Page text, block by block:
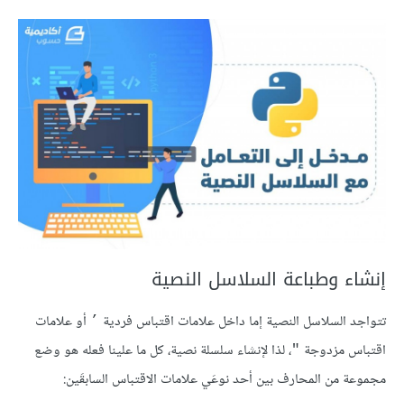
إنشاء وطباعة السلاسل النصية
تتواجد السلاسل النصية إما داخل علامات اقتباس فردية ’ أو علامات
اقتباس مزدوجة "، لذا لإنشاء سلسلة نصية، كل ما علينا فعله هو وضع
مجموعة من المحارف بين أحد نوعَي علامات الاقتباس السابقَين: